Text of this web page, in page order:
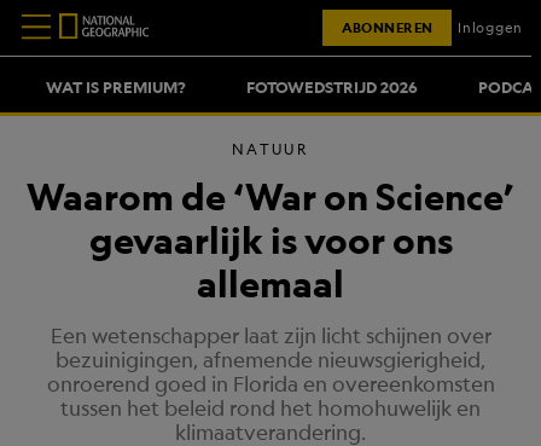
WAT IS PREMIUM? FOTOWEDSTRIJD 2026
ABONNEREN Inloggen
NATUUR
Waarom de ‘War on Science’
gevaarlijk is voor ons
allemaal
Een wetenschapper laat zijn licht schijnen over
bezuinigingen, afnemende nieuwsgierigheid,
onroerend goed in Florida en overeenkomsten
tussen het beleid rond het homohuwelijk en
klimaatverandering.